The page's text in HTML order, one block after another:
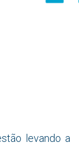
levando a